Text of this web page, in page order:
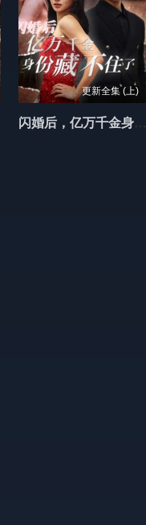
更新全集 (上)
闪婚后，亿万千金身份藏不住了